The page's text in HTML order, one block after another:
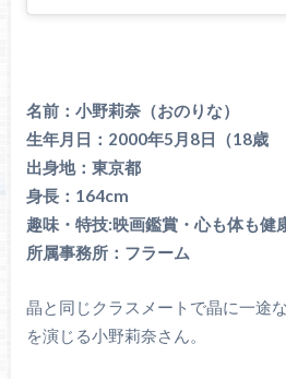
名前：小野莉奈（おのりな）
生年月日：2000年5月8日（18歳
出身地：東京都
身長：164cm
趣味・特技:映画鑑賞・心も体も健
所属事務所：フラーム
晶と同じクラスメートで晶に一途
を演じる小野莉奈さん。